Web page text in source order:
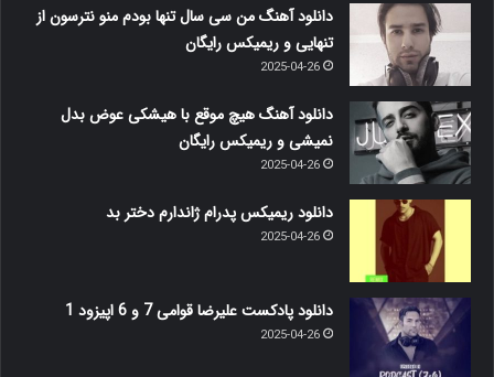
دانلود آهنگ من سی سال تنها بودم منو نترسون از
تنهایی و ریمیکس رایگان
2025-04-26
دانلود آهنگ هیچ موقع با هیشکی عوض بدل
نمیشی و ریمیکس رایگان
2025-04-26
دانلود ریمیکس پدرام ژاندارم دختر بد
2025-04-26
دانلود پادکست علیرضا قوامی 7 و 6 اپیزود 1
2025-04-26